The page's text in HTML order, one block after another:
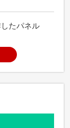
たパネル